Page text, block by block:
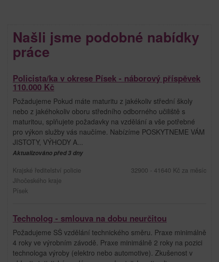
Našli jsme podobné nabídky
práce
Policista/ka v okrese Písek - náborový příspěvek
110.000 Kč
Požadujeme Pokud máte maturitu z jakékoliv střední školy
nebo z jakéhokoliv oboru středního odborného učiliště s
maturitou, splňujete požadavky na vzdělání a vše potřebné
pro výkon služby vás naučíme. Nabízíme POSKYTNEME VÁM
JISTOTY, VÝHODY A...
Aktualizováno před 3 dny
Krajské ředitelství policie
Jihočeského kraje
Písek
32900 - 41640 Kč za měsíc
Technolog - smlouva na dobu neurčitou
Požadujeme SŠ vzdělání technického směru. Praxe minimálně
4 roky ve výrobním závodě. Praxe minimálně 2 roky na pozici
technologa výroby (elektro nebo automotive). Zkušenost v